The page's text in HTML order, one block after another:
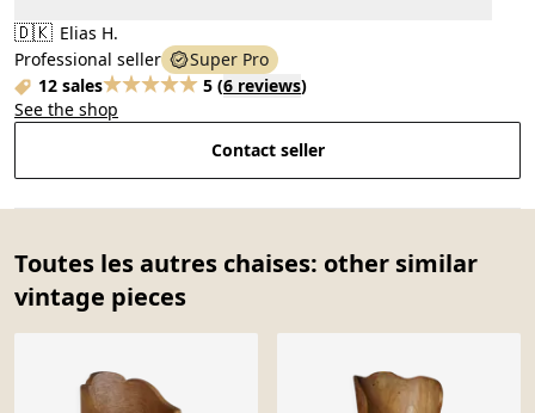
🇩🇰 Elias H.
Professional seller
Super Pro
12 sales
5 (6 reviews)
See the shop
Contact seller
Toutes les autres chaises: other similar
vintage pieces